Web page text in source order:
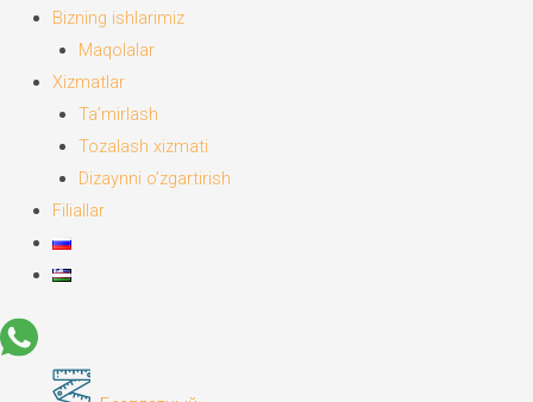
Bizning ishlarimiz
Maqolalar
Xizmatlar
Ta’mirlash
Tozalash xizmati
Dizaynni o’zgartirish
Filiallar